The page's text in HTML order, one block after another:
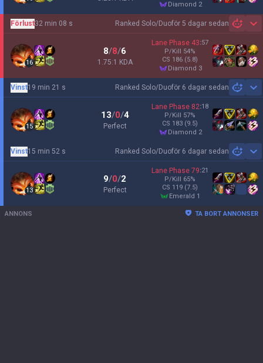
diamond 2
Ranked Solo/Duoför 5 dagar sedan
Förlust32 min 08 s
16
8/8/6
1.75:1 KDA
Lane Phase 43:57
P/Kill 54%
CS 186 (5.8)
diamond 3
Ranked Solo/Duoför 6 dagar sedan
Vinst19 min 21 s
15
13/0/4
Perfect
Lane Phase 82:18
P/Kill 57%
CS 183 (9.5)
diamond 2
Ranked Solo/Duoför 6 dagar sedan
Vinst15 min 52 s
13
9/0/2
Perfect
Lane Phase 79:21
P/Kill 65%
CS 119 (7.5)
emerald 1
ANNONS TA BORT ANNONSER